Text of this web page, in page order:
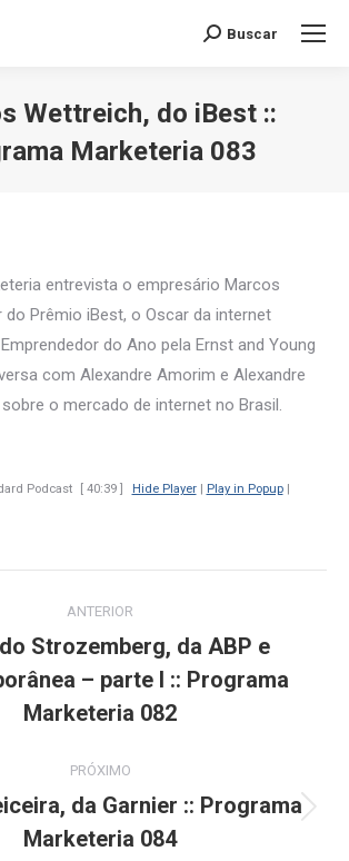
Search:
Buscar
Wettreich, do iBest ::
Marketeria 083
entrevista o empresário Marcos
do Prêmio iBest, o Oscar da internet
do Ano pela Ernst and Young
com Alexandre Amorim e Alexandre
sobre o mercado de internet no Brasil.
Podcast [ 40:39 ] Hide Player| Play in Popup|
ANTERIOR
Post
anterior:
Strozemberg, da ABP e
– parte I :: Programa
Marketeria 082
PRÓXIMO
Próximo
post:
da Garnier :: Programa
Marketeria 084